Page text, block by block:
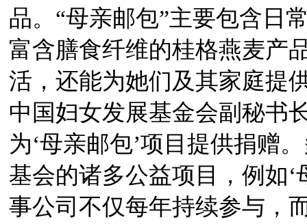
品。“母亲邮包”主要包含日
富含膳食纤维的桂格燕麦产
活，还能为她们及其家庭提
中国妇女发展基金会副秘书
为‘母亲邮包’项目提供捐赠
基会的诸多公益项目，例如‘
事公司不仅每年持续参与，